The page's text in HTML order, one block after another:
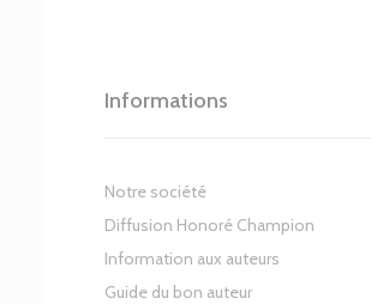
Informations
Notre société
Diffusion Honoré Champion
Information aux auteurs
Guide du bon auteur